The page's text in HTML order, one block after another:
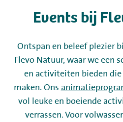
Kamperen
Huren
Wellness
Events bij
Ontspan en beleef plezier
Flevo Natuur, waar we een
en activiteiten bieden die
maken. Ons
vol leuke en boeiende
verrassen. Voor